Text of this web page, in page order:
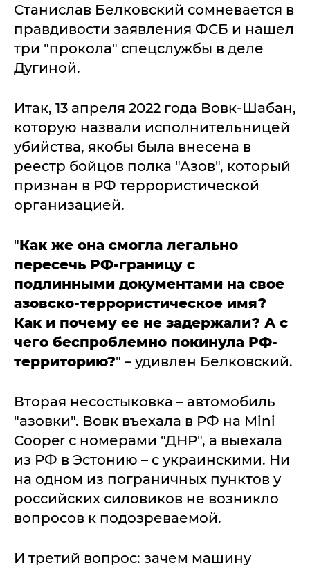
Станислав Белковский сомневается в
правдивости заявления ФСБ и нашел
три "прокола" спецслужбы в деле
Дугиной.
Итак, 13 апреля 2022 года Вовк-Шабан,
которую назвали исполнительницей
убийства, якобы была внесена в
реестр бойцов полка "Азов", который
признан в РФ террористической
организацией.
"Как же она смогла легально
пересечь РФ-границу с
подлинными документами на свое
азовско-террористическое имя?
Как и почему ее не задержали? А с
чего беспроблемно покинула РФ-
территорию?" – удивлен Белковский.
Вторая несостыковка – автомобиль
"азовки". Вовк въехала в РФ на Mini
Cooper с номерами "ДНР", а выехала
из РФ в Эстонию – с украинскими. Ни
на одном из пограничных пунктов у
российских силовиков не возникло
вопросов к подозреваемой.
И третий вопрос: зачем машину